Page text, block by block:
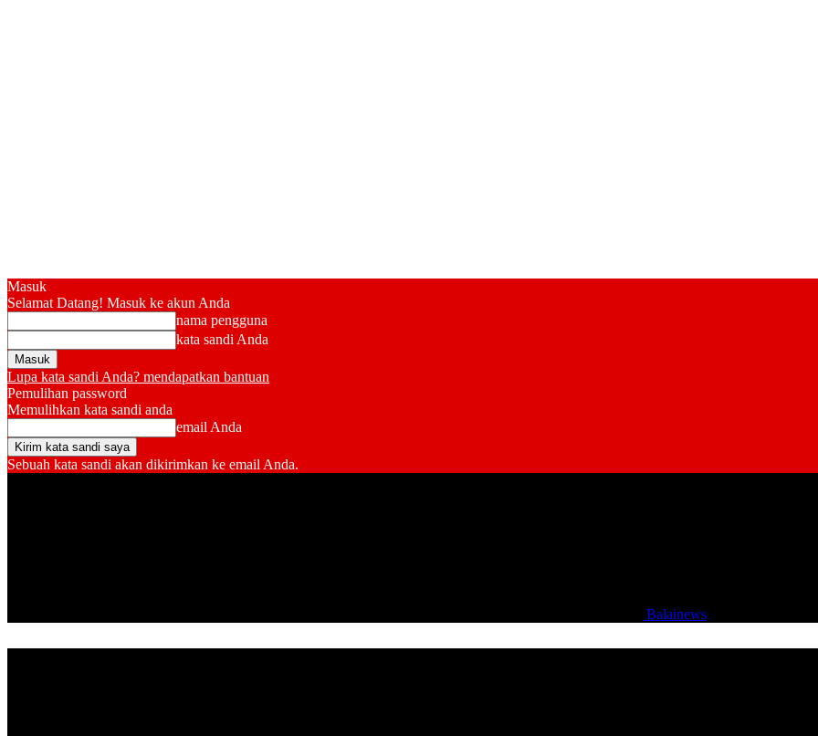
Masuk
Selamat Datang! Masuk ke akun Anda
nama pengguna
kata sandi Anda
Lupa kata sandi Anda? mendapatkan bantuan
Pemulihan password
Memulihkan kata sandi anda
email Anda
Sebuah kata sandi akan dikirimkan ke email Anda.
Balainews